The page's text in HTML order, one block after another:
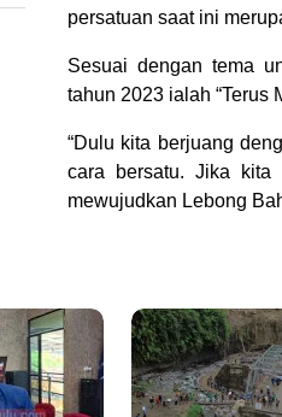
persatuan saat ini
Sesuai dengan tema
tahun 2023 ialah “Terus
“Dulu kita berjuang
cara bersatu. Jika kita
mewujudkan Lebong